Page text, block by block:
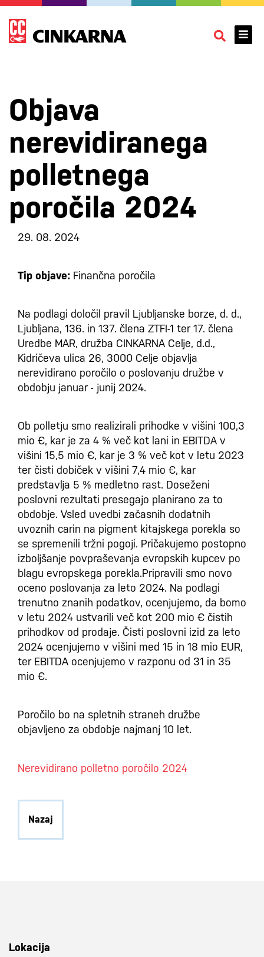
Objava
nerevidiranega
polletnega
poročila 2024
29. 08. 2024
Tip objave: Finančna poročila
Na podlagi določil pravil Ljubljanske borze, d. d.,
Ljubljana, 136. in 137. člena ZTFI-1 ter 17. člena
Uredbe MAR, družba CINKARNA Celje, d.d.,
Kidričeva ulica 26, 3000 Celje objavlja
nerevidirano poročilo o poslovanju družbe v
obdobju januar - junij 2024.
Ob polletju smo realizirali prihodke v višini 100,3
mio €, kar je za 4 % več kot lani in EBITDA v
višini 15,5 mio €, kar je 3 % več kot v letu 2023
ter čisti dobiček v višini 7,4 mio €, kar
predstavlja 5 % medletno rast. Doseženi
poslovni rezultati presegajo planirano za to
obdobje. Vsled uvedbi začasnih dodatnih
uvoznih carin na pigment kitajskega porekla so
se spremenili tržni pogoji. Pričakujemo postopno
izboljšanje povpraševanja evropskih kupcev po
blagu evropskega porekla.Pripravili smo novo
oceno poslovanja za leto 2024. Na podlagi
trenutno znanih podatkov, ocenjujemo, da bomo
v letu 2024 ustvarili več kot 200 mio € čistih
prihodkov od prodaje. Čisti poslovni izid za leto
2024 ocenjujemo v višini med 15 in 18 mio EUR,
ter EBITDA ocenjujemo v razponu od 31 in 35
mio €.
Poročilo bo na spletnih straneh družbe
objavljeno za obdobje najmanj 10 let.
Nerevidirano polletno poročilo 2024
Nazaj
Lokacija